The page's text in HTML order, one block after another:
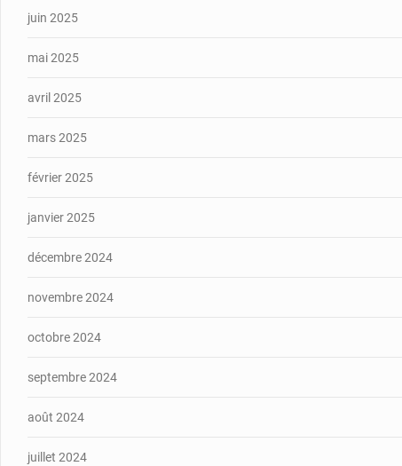
juin 2025
mai 2025
avril 2025
mars 2025
février 2025
janvier 2025
décembre 2024
novembre 2024
octobre 2024
septembre 2024
août 2024
juillet 2024